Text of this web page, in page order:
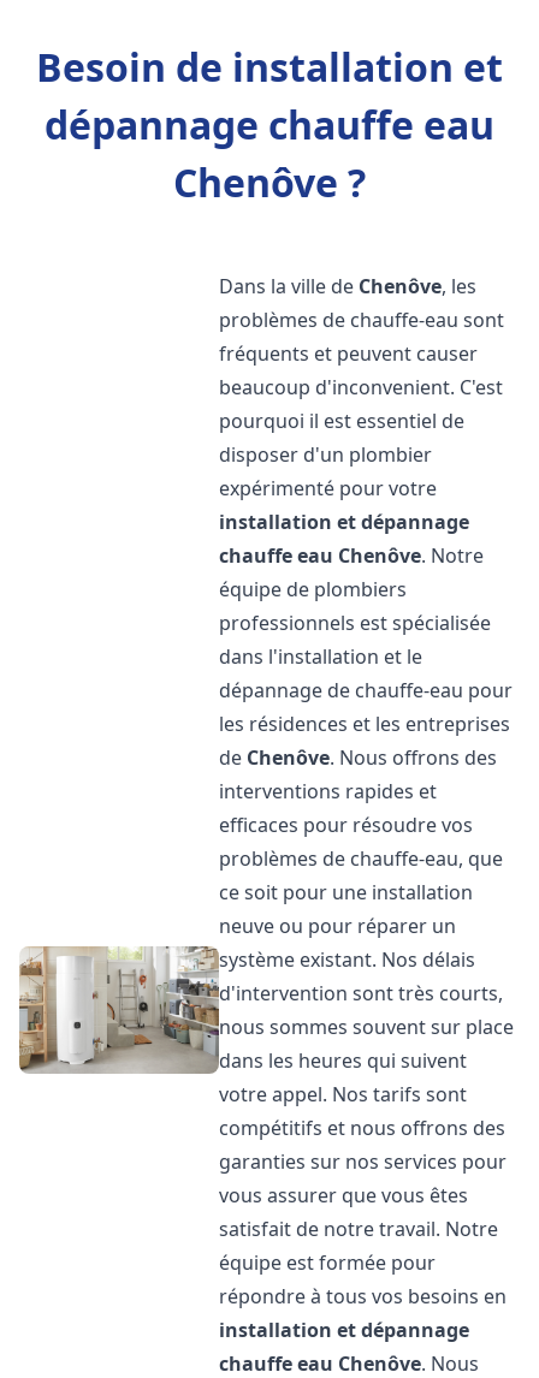
Besoin de installation et
dépannage chauffe eau
Chenôve ?
Dans la ville de Chenôve, les
problèmes de chauffe-eau sont
fréquents et peuvent causer
beaucoup d'inconvenient. C'est
pourquoi il est essentiel de
disposer d'un plombier
expérimenté pour votre
installation et dépannage
chauffe eau Chenôve. Notre
équipe de plombiers
professionnels est spécialisée
dans l'installation et le
dépannage de chauffe-eau pour
les résidences et les entreprises
de Chenôve. Nous offrons des
interventions rapides et
efficaces pour résoudre vos
problèmes de chauffe-eau, que
ce soit pour une installation
neuve ou pour réparer un
système existant. Nos délais
d'intervention sont très courts,
nous sommes souvent sur place
dans les heures qui suivent
votre appel. Nos tarifs sont
compétitifs et nous offrons des
garanties sur nos services pour
vous assurer que vous êtes
satisfait de notre travail. Notre
équipe est formée pour
répondre à tous vos besoins en
installation et dépannage
chauffe eau Chenôve. Nous